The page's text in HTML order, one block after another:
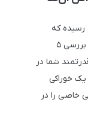
رسیده که
ذره‌بین را برداریم و با جزئیات دقیق‌تری به بررسی ۵
شما در
یک خوراکی
خاصی را در